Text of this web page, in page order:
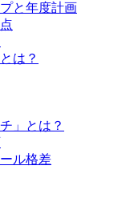
と年度計画
は？
」とは？
ル格差